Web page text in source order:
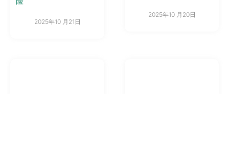
2025年10 月21日
2025年10 月20日